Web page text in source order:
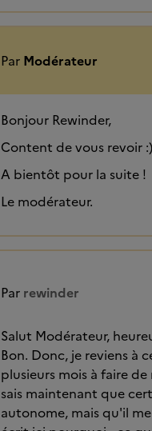
Par Modérateur
Bonjour Rewinder,
Content de vous revoir :)
A bientôt pour la suite !
Le modérateur.
Par rewinder
Salut Modérateur,
Bon. Donc, je reviens à
plusieurs mois à faire
sais maintenant que
autonome, mais qu'il